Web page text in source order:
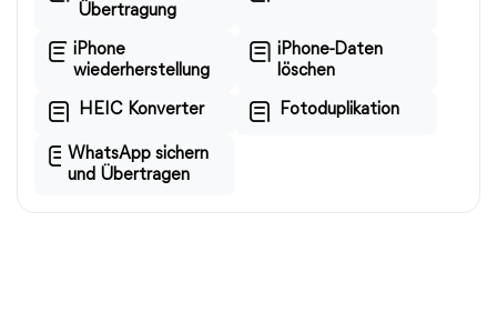
Übertragung
iPhone
wiederherstellung
iPhone-Daten
löschen
HEIC Konverter Fotoduplikation
WhatsApp sichern
und Übertragen